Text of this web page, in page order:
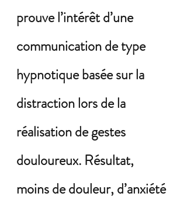
prouve l’intérêt d’une
communication de type
hypnotique basée sur la
distraction lors de la
réalisation de gestes
douloureux. Résultat,
moins de douleur, d’anxiété